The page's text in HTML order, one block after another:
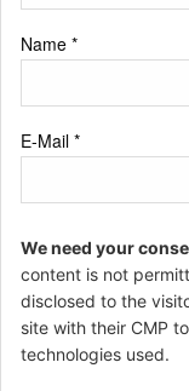
Name *
E-Mail *
We need your
content is not
disclosed to the
site with their CMP
technologies used.